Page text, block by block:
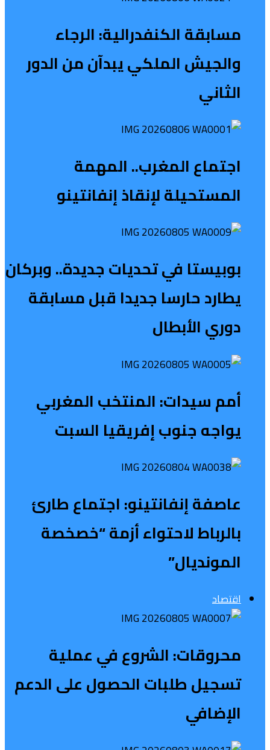
مسابقة الكنفدرالية: الرجاء
والجيش الملكي يبدآن من الدور
الثاني
اجتماع المغرب.. المهمة
المستحيلة لإنقاذ إنفانتينو
بوبيستا في تحديات جديدة.. وبركان
يطارد حارسا جديدا قبل مسابقة
دوري الأبطال
أمم سيدات: المنتخب المغربي
يواجه جنوب إفريقيا السبت
عاصفة إنفانتينو: اجتماع طارئ
بالرباط لاحتواء أزمة “خصخصة
المونديال”
اقتصاد
محروقات: الشروع في عملية
تسجيل طلبات الحصول على الدعم
الإضافي